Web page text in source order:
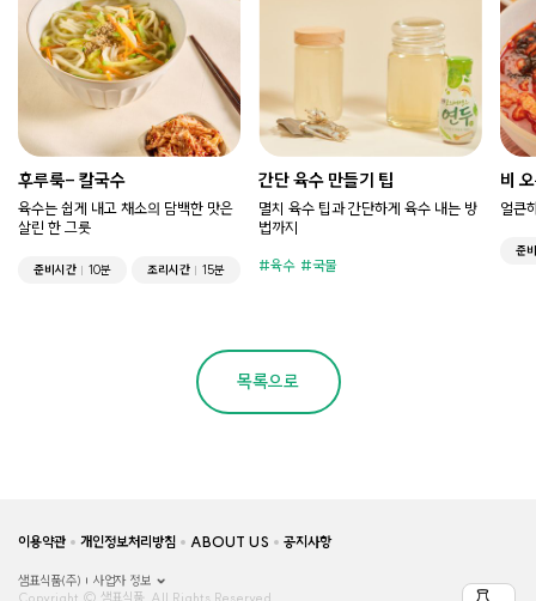
후루룩- 칼국수
육수는 쉽게 내고 채소의 담백한 맛은
살린 한 그릇
준비시간 10분 조리시간 15분
간단 육수 만들기 팁
멸치 육수 팁과 간단하게 육수 내는 방
법까지
육수 국물
비
얼큰
준
목록으로
이용약관 개인정보처리방침 ABOUT US 공지사항
샘표식품(주)
사업자 정보
Copyright © 샘표식품, All Rights Reserved.